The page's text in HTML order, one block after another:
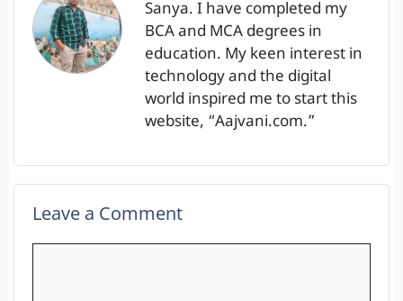
Sanya. I have completed my
BCA and MCA degrees in
education. My keen interest in
technology and the digital
world inspired me to start this
website, “Aajvani.com.”
Leave a Comment